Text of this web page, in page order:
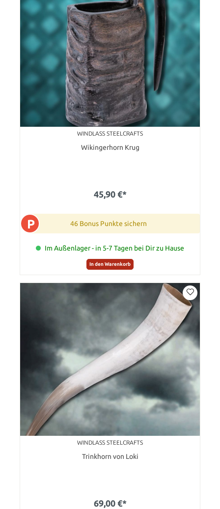
WINDLASS STEELCRAFTS
Wikingerhorn Krug
45,90 €*
P 46 Bonus Punkte sichern
Im Außenlager - in 5-7 Tagen bei Dir zu Hause
In den Warenkorb
WINDLASS STEELCRAFTS
Trinkhorn von Loki
69,00 €*